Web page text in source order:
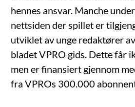
hennes ansvar. Manche
nettsiden der spillet er
utviklet av unge redaktører
bladet VPRO gids. Dette får
men er finansiert gjennom
fra VPROs 300.000